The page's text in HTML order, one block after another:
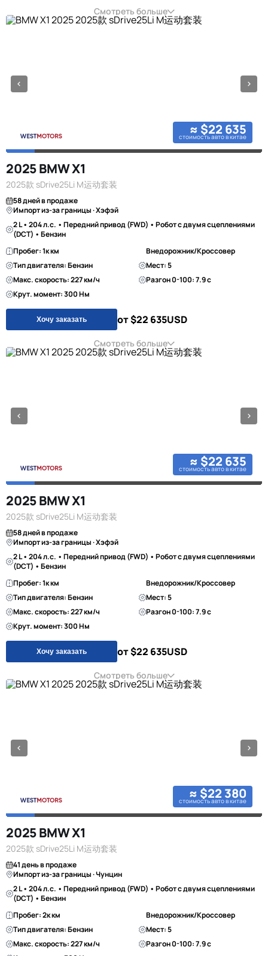
Смотреть больше
≈ $22 635
стоимость авто в китае
2025 BMW X1
2025款 sDrive25Li M运动套装
58 дней в продаже
Импорт из-за границы · Хэфэй
2 L • 204 л.с. • Передний привод (FWD) • Робот с двумя сцеплениями
(DCT) • Бензин
Пробег: 1к км
Внедорожник/Кроссовер
Тип двигателя: Бензин
Мест: 5
Макс. скорость: 227 км/ч
Разгон 0-100: 7.9 с
Крут. момент: 300 Нм
Хочу заказать от $22 635USD
Смотреть больше
≈ $22 635
стоимость авто в китае
2025 BMW X1
2025款 sDrive25Li M运动套装
58 дней в продаже
Импорт из-за границы · Хэфэй
2 L • 204 л.с. • Передний привод (FWD) • Робот с двумя сцеплениями
(DCT) • Бензин
Пробег: 1к км
Внедорожник/Кроссовер
Тип двигателя: Бензин
Мест: 5
Макс. скорость: 227 км/ч
Разгон 0-100: 7.9 с
Крут. момент: 300 Нм
Хочу заказать от $22 635USD
Смотреть больше
≈ $22 380
стоимость авто в китае
2025 BMW X1
2025款 sDrive25Li M运动套装
41 день в продаже
Импорт из-за границы · Чунцин
2 L • 204 л.с. • Передний привод (FWD) • Робот с двумя сцеплениями
(DCT) • Бензин
Пробег: 2к км
Внедорожник/Кроссовер
Тип двигателя: Бензин
Мест: 5
Макс. скорость: 227 км/ч
Разгон 0-100: 7.9 с